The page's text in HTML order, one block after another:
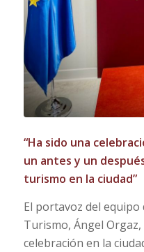
“Ha sido una
un antes y un
turismo en la ciudad”
El portavoz del equipo
Turismo, Ángel
celebración en la